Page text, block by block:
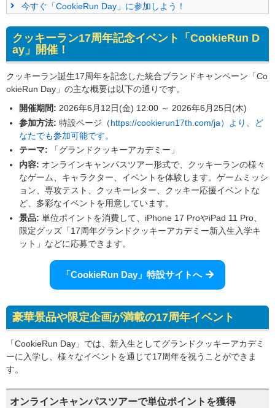
今すぐ「CookieRun Day」に参加しよう！
クッキーラン17周年記念イベント「CookieRun D
ay」開催！
クッキーラン誕生17周年を記念した統合ブランドキャンペーン「Co
okieRun Day」の主な概要は以下の通りです。
開催期間: 2026年6月12日(金) 12:00 ～ 2026年6月25日(木)
参加方法: 特設ページ（https://cookierun17th.com/ja）より、ど
なたでも参加可能です。
テーマ: 「グランドクッキーアカデミー」
内容: オンラインキャンパスツアー形式で、クッキーランの様々
なゲーム、キャラクター、イベントを体験します。ゲームミッシ
ョン、専攻テスト、クッキーレター、クッキー応援イベントな
ど、多彩なイベントを用意しています。
景品: 単位ポイントを消費して、iPhone 17 ProやiPad 11 Pro、
限定グッズ「17周年グランドクッキーアカデミー新入生入学キ
ット」などに応募できます。
「CookieRun Day」特設サイトへ
豪華景品や限定企画が満載の17周年イベント
「CookieRun Day」では、新入生としてグランドクッキーアカデミ
ーに入学し、様々なイベントを通じて17周年を祝うことができま
す。
オンラインキャンパスツアーで単位ポイントを獲得